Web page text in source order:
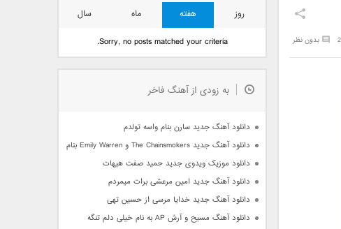
بدون نظر
روز هفته ماه
سال
Sorry, no posts matched your criteria.
به زودی از آهنگ فاخر
دانلود آهنگ جدید سارن بنام واسه تولدم
دانلود آهنگ جدید The Chainsmokers و Emily Warren بنام Side Effects
دانلود موزیک ویدوی جدید حمید صفت هیهات
دانلود آهنگ جدید امین مرعشی برات میمردم
دانلود آهنگ جدید خدایا مرسی از حسین تهی
دانلود آهنگ مسیح و آرش AP به نام خیلی دلم تنگه